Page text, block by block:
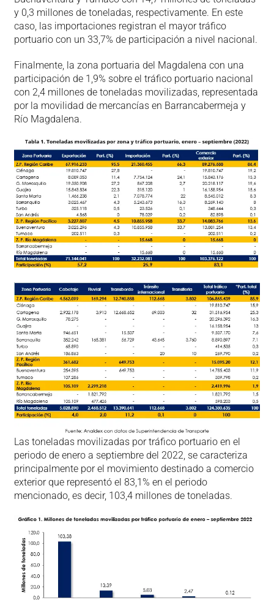
y 0,3 millones de toneladas, respectivamente. En este
caso, las importaciones registran el mayor tráfico
portuario con un 33,7% de participación a nivel nacional.
Finalmente, la zona portuaria del Magdalena con una
participación de 1,9% sobre el tráfico portuario nacional
con 2,4 millones de toneladas movilizadas, representada
por la movilidad de mercancías en Barrancabermeja y
Río Magdalena.
Las toneladas movilizadas por tráfico portuario en el
periodo de enero a septiembre del 2022, se caracteriza
principalmente por el movimiento destinado a comercio
exterior que representó el 83,1% en el periodo
mencionado, es decir, 103,4 millones de toneladas.